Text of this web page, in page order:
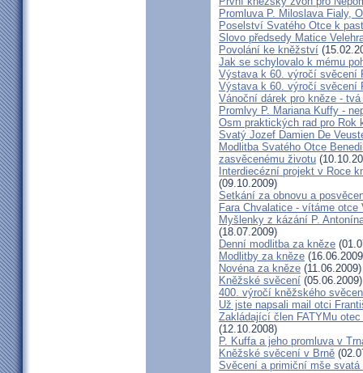
Promluva P. Miloslava Fialy,
Poselství Svatého Otce k
Slovo předsedy Matice
Povolání ke kněžství
Jak se schylovalo k mému
Výstava k 60. výročí svěcení
Výstava k 60. výročí svěcení
Vánoční dárek pro kněze - tvá
Promlvy P. Mariana Kuffy -
Osm praktických rad pro Rok
Svatý Jozef Damien De
Modlitba Svatého Otce
zasvěcenému životu
Interdiecézní projekt v Roce
(09.10.2009)
Setkání za obnovu a
Fara Chvalatice - vítáme otce
Myšlenky z kázání P.
(18.07.2009)
Denní modlitba za kněze
Modlitby za kněze
Novéna za kněze (11.06.2009)
Kněžské svěcení (05.06.2009)
400. výročí kněžského
Už jste napsali mail otci
Zakládající člen FATYMu
(12.10.2008)
P. Kuffa a jeho promluva v
Kněžské svěcení v Brně
Svěcení a primiční mše